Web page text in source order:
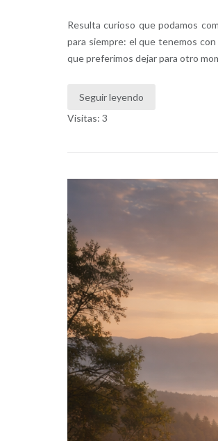
Resulta curioso que podamos
para siempre: el que tenemos
que preferimos dejar para otro
Seguir leyendo
Visitas: 3